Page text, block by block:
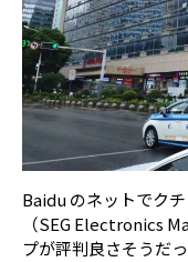
Baidu のネットでク
（SEG Electronics
プが評判良さそうだ